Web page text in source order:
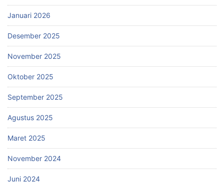
Januari 2026
Desember 2025
November 2025
Oktober 2025
September 2025
Agustus 2025
Maret 2025
November 2024
Juni 2024